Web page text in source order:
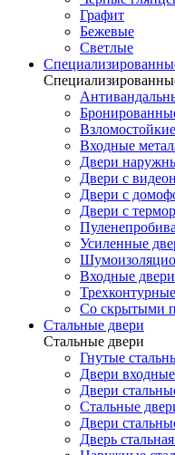
Графит
Бежевые
Светлые
Входные
Двери
Двери с
Двери с
Двери с
Усиленные
Входные
Трехконтурные
Со скрытыми
Стальные двери
Стальные двери
Гнутые
Двери
Двери
Стальные
Двери
Дверь